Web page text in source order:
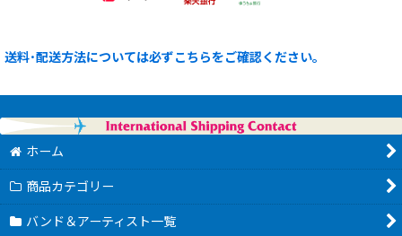
送料･配送方法については必ずこちらをご確認ください。
ホーム
商品カテゴリー
バンド＆アーティスト一覧